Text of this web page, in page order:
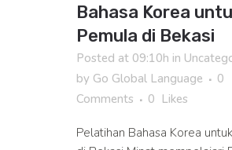
Bahasa Korea
Pemula di Bekasi
Posted at 09:10h in
by Go Global Language
0
Comments
0 Likes
Pelatihan Bahasa Korea